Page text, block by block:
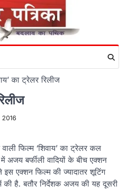
का ट्रेलर रिलीज
फिल्म ‘शिवाय’ का ट्रेलर कल
अजय बर्फीली वादियों के बीच एक्शन
एक्शन फिल्म की ज्यादातर शूटिंग
में की है. बतौर निर्देशक अजय की यह दूसरी